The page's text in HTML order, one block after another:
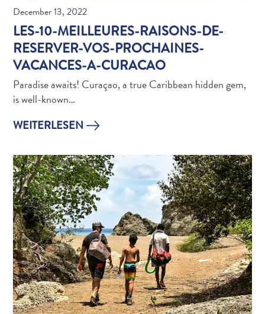
Gibt
es
auf
FAQs
December 13, 2022
LES-10-MEILLEURES-RAISONS-DE-
RESERVER-VOS-PROCHAINES-
VACANCES-A-CURACAO
Paradise awaits! Curaçao, a true Caribbean hidden gem,
is well-known…
WEITERLESEN